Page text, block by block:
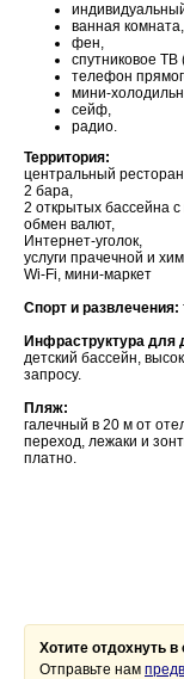
ванная комната,
фен,
спутниковое ТВ
телефон
мини-
сейф,
радио.
Территория:
центральный
2 бара,
2 открытых бассейна
обмен валют,
Интернет-уголок,
услуги прачечной и
Wi-Fi, мини-маркет
Спорт и развлечения:
Инфраструктура для
детский бассейн,
запросу.
Пляж:
галечный в 20 м от
переход, лежаки и
платно.
Хотите отдохнуть
Отправьте нам